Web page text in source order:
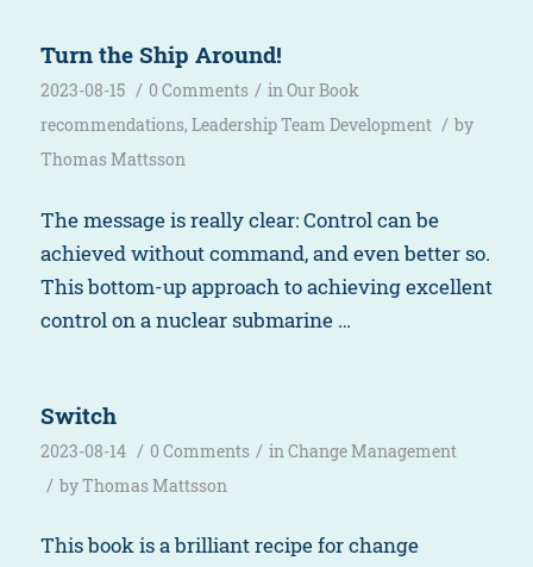
Turn the Ship Around!
2023-08-15 / 0 Comments / inOur Book
recommendations, Leadership Team Development / by
Thomas Mattsson
The message is really clear: Control can be
achieved without command, and even better so.
This bottom-up approach to achieving excellent
control on a nuclear submarine …
Switch
2023-08-14 / 0 Comments / inChange Management
/ byThomas Mattsson
This book is a brilliant recipe for change